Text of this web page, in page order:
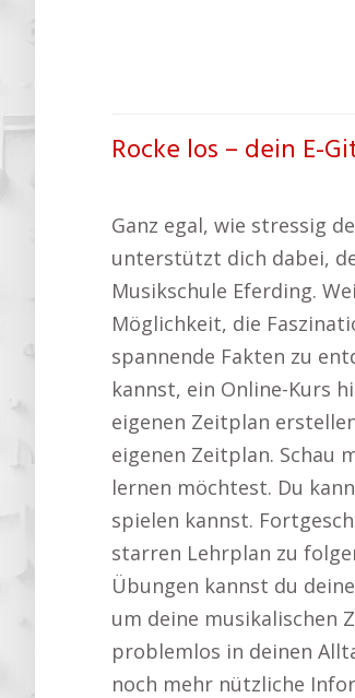
Rocke los – dein E-
Ganz egal, wie stressig
unterstützt dich dabei,
Musikschule Eferding.
Möglichkeit, die
spannende Fakten zu
kannst, ein Online-Kurs
eigenen Zeitplan
eigenen Zeitplan. Schau
lernen möchtest. Du
spielen kannst.
starren Lehrplan zu
Übungen kannst du
um deine musikalischen
problemlos in deinen
noch mehr nützliche